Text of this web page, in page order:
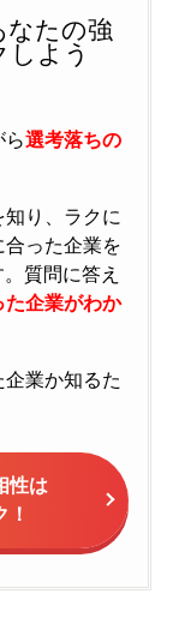
なたの強
よう
ら選考落ちの
り、ラクに
った企業を
質問に答え
企業がわか
業か知るた
性は